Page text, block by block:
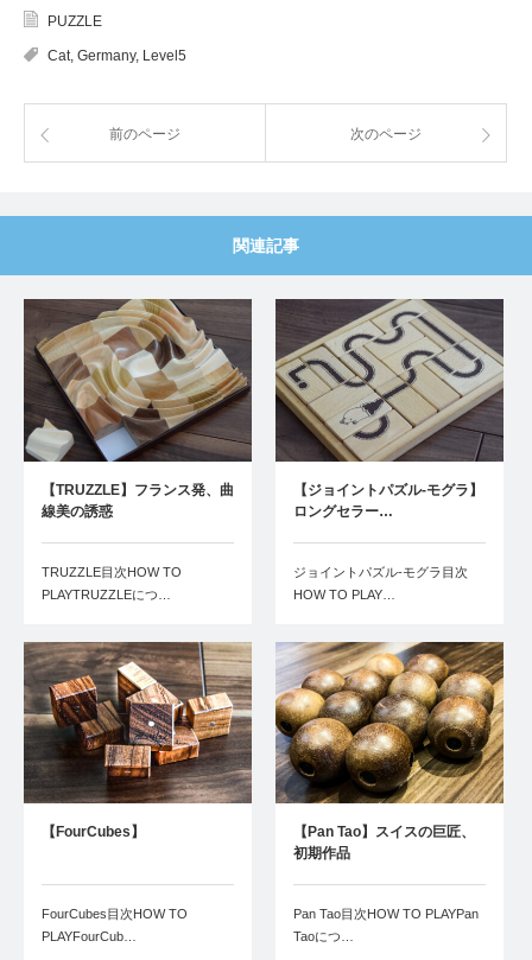
PUZZLE
Cat, Germany, Level5
前のページ 次のページ
関連記事
【TRUZZLE】フランス発、曲
線美の誘惑
TRUZZLE目次HOW TO
PLAYTRUZZLEにつ…
【ジョイントパズル-モグラ】
ロングセラー…
ジョイントパズル-モグラ目次
HOW TO PLAY…
【FourCubes】
FourCubes目次HOW TO
PLAYFourCub…
【Pan Tao】スイスの巨匠、
初期作品
Pan Tao目次HOW TO PLAYPan
Taoにつ…